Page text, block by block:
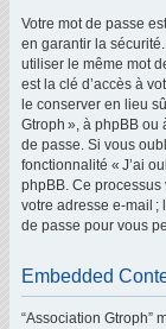
Votre mot de passe
en garantir la
utiliser le même mot
est la clé d’accès à
le conserver en lieu
Gtroph », à phpBB ou
de passe. Si vous
fonctionnalité « J’ai
phpBB. Ce processus
votre adresse e-mail
de passe pour vous
Embedded
“Association Gtroph”